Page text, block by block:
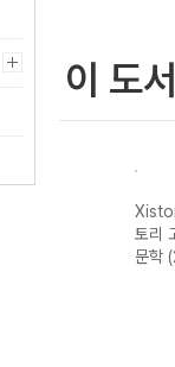
이 도
토리
문학